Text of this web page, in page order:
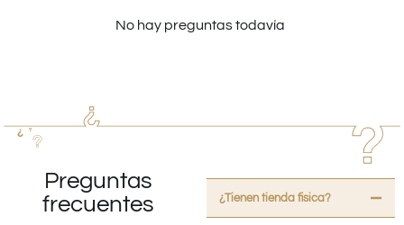
No hay preguntas todavía
Preguntas
frecuentes
¿Tienen tienda fisica?